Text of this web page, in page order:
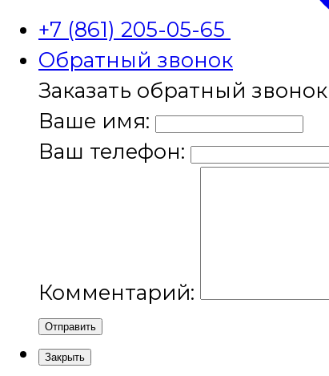
+7 (861) 205-05-65
Обратный звонок
Заказать обратный звонок
Ваше имя:
Ваш телефон:
Комментарий:
Отправить
Закрыть